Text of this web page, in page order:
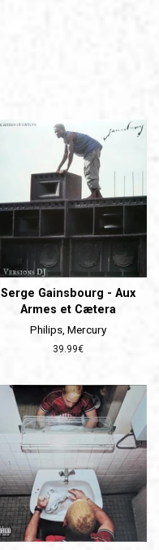
Serge Gainsbourg - Aux
Armes et Cætera
Philips, Mercury
Prix
39.99€